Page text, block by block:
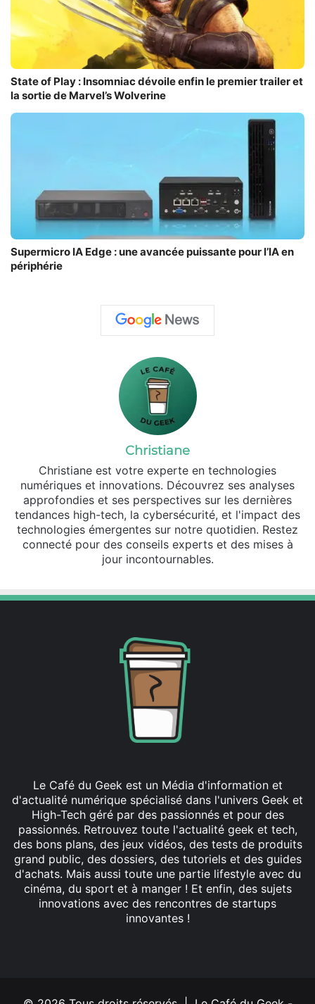
State of Play : Insomniac dévoile enfin le premier trailer et
la sortie de Marvel’s Wolverine
Supermicro IA Edge : une avancée puissante pour l’IA en
périphérie
Christiane
Christiane est votre experte en technologies
numériques et innovations. Découvrez ses analyses
approfondies et ses perspectives sur les dernières
tendances high-tech, la cybersécurité, et l'impact des
technologies émergentes sur notre quotidien. Restez
connecté pour des conseils experts et des mises à
jour incontournables.
Le Café du Geek est un Média d'information et
d'actualité numérique spécialisé dans l'univers Geek et
High-Tech géré par des passionnés et pour des
passionnés. Retrouvez toute l'actualité geek et tech,
des bons plans, des jeux vidéos, des tests de produits
grand public, des dossiers, des tutoriels et des guides
d'achats. Mais aussi toute une partie lifestyle avec du
cinéma, du sport et à manger ! Et enfin, des sujets
innovations avec des rencontres de startups
innovantes !